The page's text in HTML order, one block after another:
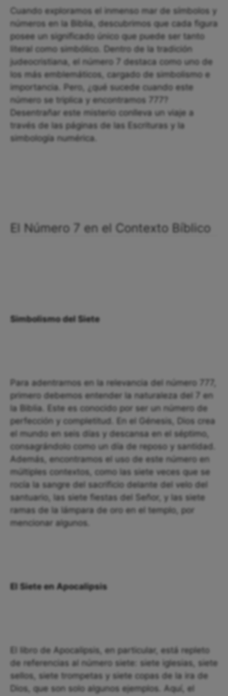
Cuando exploramos el inmenso mar de símbolos y
números en la Biblia, descubrimos que cada figura
posee un significado único que puede ser tanto
literal como simbólico. Dentro de la tradición
judeocristiana, el número 7 destaca como uno de
los más emblemáticos, cargado de simbolismo e
importancia. Pero, ¿qué sucede cuando este
número se triplica y encontramos 777?
Desentrañar este misterio conlleva un viaje a
través de las páginas de las Escrituras y la
simbología numérica.
El Número 7 en el Contexto Bíblico
Simbolismo del Siete
Para adentrarnos en la relevancia del número 777,
primero debemos entender la naturaleza del 7 en
la Biblia. Este es conocido por ser un número de
perfección y completitud. En el Génesis, Dios crea
el mundo en seis días y descansa en el séptimo,
consagrándolo como un día de reposo y santidad.
Además, encontramos el uso de este número en
múltiples contextos, como las siete veces que se
rocía la sangre del sacrificio delante del velo del
santuario, las siete fiestas del Señor, y las siete
ramas de la lámpara de oro en el templo, por
mencionar algunos.
El Siete en Apocalipsis
El libro de Apocalipsis, en particular, está repleto
de referencias al número siete: siete iglesias, siete
sellos, siete trompetas y siete copas de la ira de
Dios, que son solo algunos ejemplos. Aquí, el